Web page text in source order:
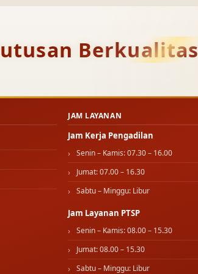
Berkualitas
JAM LAYANAN
Jam Kerja Pengadilan
Senin – Kamis: 07.30 – 16.00
Jumat: 07.00 – 16.30
Sabtu – Minggu: Libur
Jam Layanan PTSP
Senin – Kamis: 08.00 – 15.30
Jumat: 08.00 – 15.30
Sabtu – Minggu: Libur